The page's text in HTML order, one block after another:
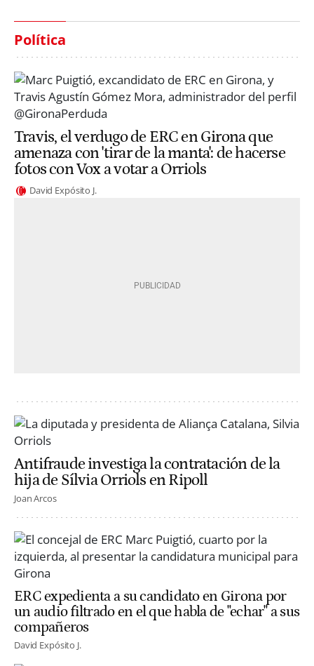
Política
Travis, el verdugo de ERC en Girona que
amenaza con 'tirar de la manta': de hacerse
fotos con Vox a votar a Orriols
David Expósito J.
Antifraude investiga la contratación de la
hija de Sílvia Orriols en Ripoll
Joan Arcos
ERC expedienta a su candidato en Girona por
un audio filtrado en el que habla de "echar" a sus
compañeros
David Expósito J.